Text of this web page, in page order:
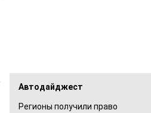
Автодайджест
Регионы получили право